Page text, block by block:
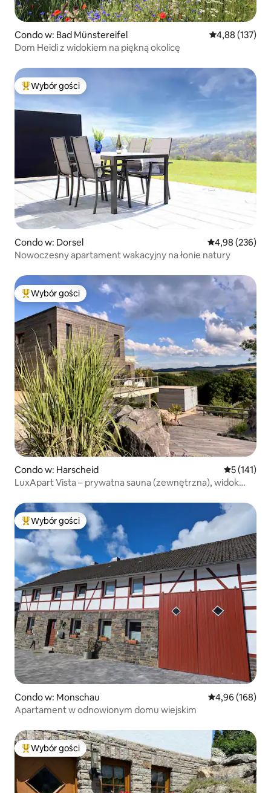
Condo w: Bad Münstereifel Średnia
4,88 (137)
Dom Heidi z widokiem na piękną okolicę
Najpopularniejsze z kategorii Wybór gości
Wybór gości
Condo w: Dorsel Średnia
4,98 (236)
Nowoczesny apartament wakacyjny na łonie natury
Najpopularniejsze z kategorii Wybór gości
Wybór gości
Condo w: Harscheid Średnia
5 (141)
LuxApart Vista – prywatna sauna (zewnętrzna), widok
Najpopularniejsze z kategorii Wybór gości
Wybór gości
Condo w: Monschau Średnia
4,96 (168)
Apartament w odnowionym domu wiejskim
Najpopularniejsze z kategorii Wybór gości
Wybór gości